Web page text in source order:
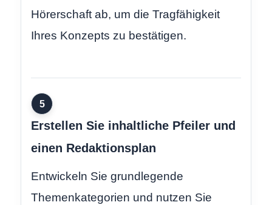
Hörerschaft ab, um die Tragfähigkeit
Ihres Konzepts zu bestätigen.
5
Erstellen Sie inhaltliche Pfeiler und
einen Redaktionsplan
Entwickeln Sie grundlegende
Themenkategorien und nutzen Sie